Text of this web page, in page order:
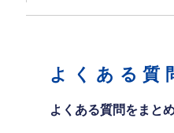
よくある質
よくある質問をまと